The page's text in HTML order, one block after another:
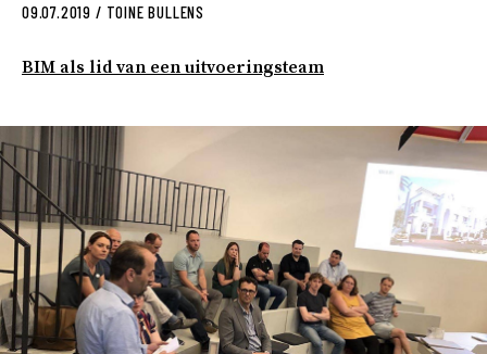
09.07.2019 / TOINE BULLENS
BIM als lid van een uitvoeringsteam